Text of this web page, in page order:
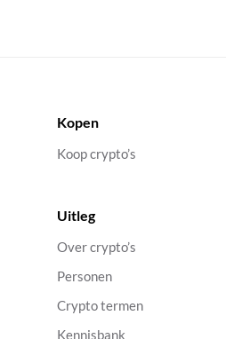
Kopen
Koop crypto’s
Uitleg
Over crypto’s
Personen
Crypto termen
Kennisbank